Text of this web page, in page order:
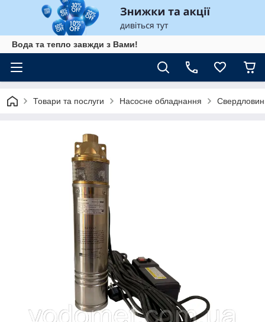
Вода та тепло завжди з Вами!
Товари та послуги Насосне обладнання